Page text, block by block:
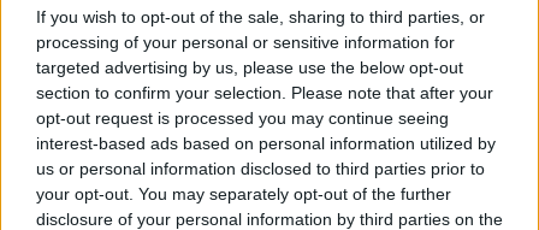
If you wish to opt-out of the sale, sharing to third parties, or
processing of your personal or sensitive information for
targeted advertising by us, please use the below opt-out
section to confirm your selection. Please note that after your
opt-out request is processed you may continue seeing
interest-based ads based on personal information utilized by
us or personal information disclosed to third parties prior to
your opt-out. You may separately opt-out of the further
disclosure of your personal information by third parties on the
valamint egyes nagyobb társaságok papírjainak
leminősítése. A Dow 13, az S&P 500 1.5, a Nasdaq
100 1 ponttal került lejjebb.
Aktív kereskedésre számíthatunk a Bear Stearn piacán,
hiszen a társaság a mai napon a korábbi évinél és a
várakozásoknál is nagyobb negyedéves
eredménybővülésről adott számot. A Dow komponensek